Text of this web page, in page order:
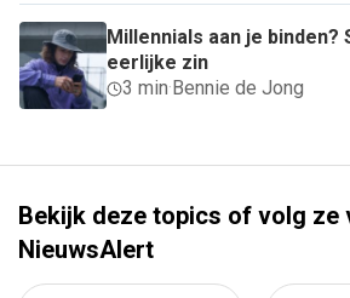
Millennials aan je
eerlijke zin
3 min· Bennie de Jong
Bekijk deze topics of volg ze
NieuwsAlert